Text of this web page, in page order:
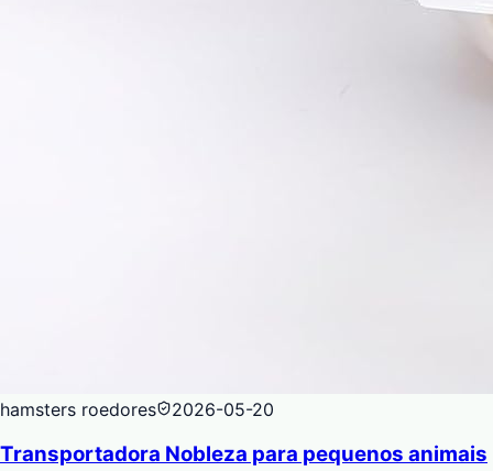
hamsters roedores 2026-05-20
Transportadora Nobleza para pequenos animais